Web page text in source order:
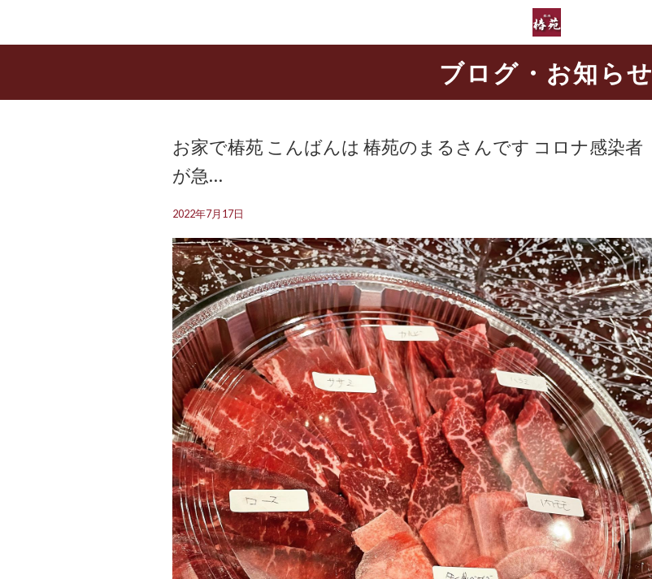
ブログ・お知らせ
お家で椿苑 こんばんは 椿苑のまるさんです コロナ感染者
が急…
2022年7月17日